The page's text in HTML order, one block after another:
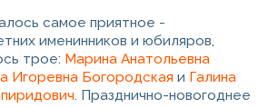
самое приятное -
именинников и юбиляров,
трое: Марина Анатольевна
Игоревна Богородская и Галина
. Празднично-новогоднее